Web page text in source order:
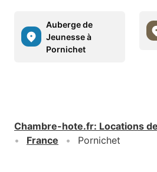
Auberge de
Jeunesse à
Pornichet
Chambre-hote.fr: Locations
France
Pornichet